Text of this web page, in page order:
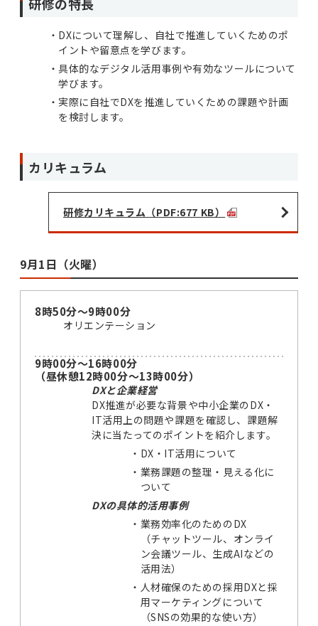
DXについて理解し、自社で推進していくためのポ
イントや留意点を学びます。
具体的なデジタル活用事例や有効なツールについて
学びます。
実際に自社でDXを推進していくための課題や計画
を検討します。
カリキュラム
研修カリキュラム（PDF:677 KB）
9月1日（火曜）
8時50分～9時00分
オリエンテーション
9時00分～16時00分
（昼休憩12時00分～13時00分）
DXと企業経営
DX推進が必要な背景や中小企業のDX・
IT活用上の問題や課題を確認し、課題解
決に当たってのポイントを紹介します。
・ DX・IT活用について
・ 業務課題の整理・見える化に
ついて
DXの具体的活用事例
・ 業務効率化のためのDX
（チャットツール、オンライ
ン会議ツール、生成AIなどの
活用法）
・ 人材確保のための採用DXと採
用マーケティングについて
（SNSの効果的な使い方）